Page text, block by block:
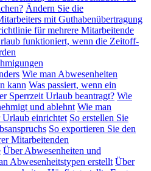
Ändern Sie die
mit Guthabenübertragung
für mehrere Mitarbeitende
funktioniert, wenn die Zeitoff-
Wie man Abwesenheiten
kann Was passiert, wenn ein
Sperrzeit Urlaub beantragt? Wie
und ablehnt Wie man
einrichtet So erstellen Sie
So exportieren Sie den
Mitarbeitenden
Über Abwesenheiten und
Abwesenheitstypen erstellt Über